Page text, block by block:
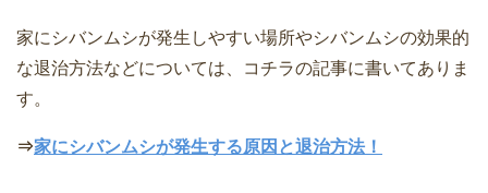
家にシバンムシが発生しやすい場所やシバンムシの効果的
な退治方法などについては、コチラの記事に書いてありま
す。
⇒家にシバンムシが発生する原因と退治方法！